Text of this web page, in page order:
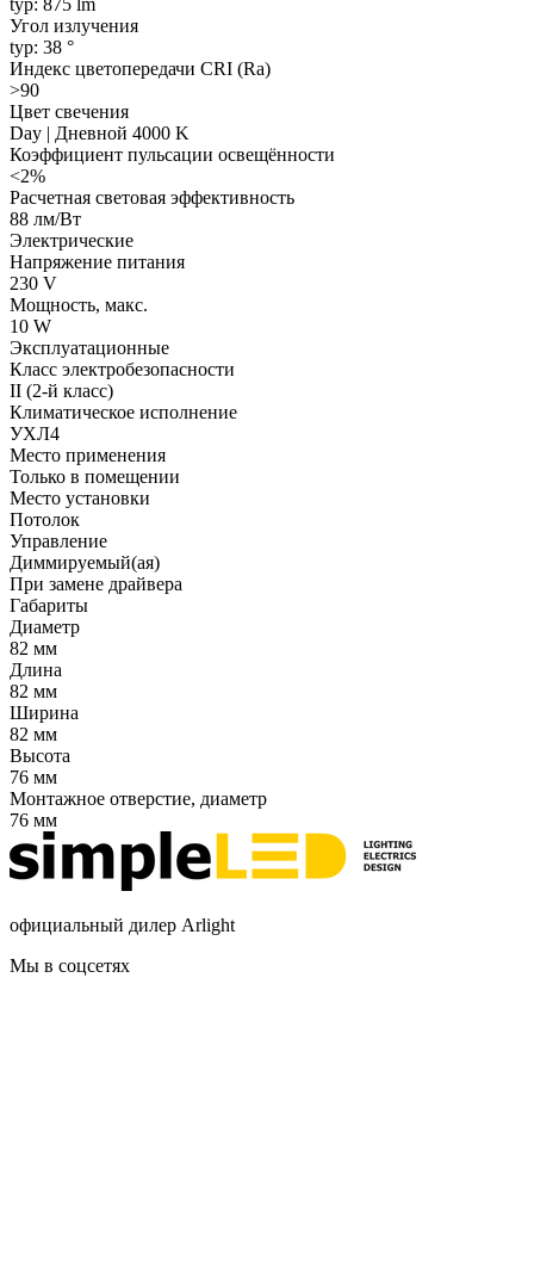
typ: 875 lm
Угол излучения
typ: 38 °
Индекс цветопередачи CRI (Ra)
>90
Цвет свечения
Day | Дневной 4000 K
Коэффициент пульсации освещённости
<2%
Расчетная световая эффективность
88 лм/Вт
Электрические
Напряжение питания
230 V
Мощность, макс.
10 W
Эксплуатационные
Класс электробезопасности
II (2-й класс)
Климатическое исполнение
УХЛ4
Место применения
Только в помещении
Место установки
Потолок
Управление
Диммируемый(ая)
При замене драйвера
Габариты
Диаметр
82 мм
Длина
82 мм
Ширина
82 мм
Высота
76 мм
Монтажное отверстие, диаметр
76 мм
официальный дилер Arlight
Мы в соцсетях